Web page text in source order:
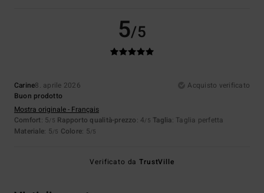
5/5
Carine8. aprile 2026
Acquisto verificato
Buon prodotto
Mostra originale - Français
Comfort: 5/5 Rapporto qualità-prezzo: 4/5 Taglia: Taglia perfetta
Materiale: 5/5 Colore: 5/5
Verificato daTrustVille